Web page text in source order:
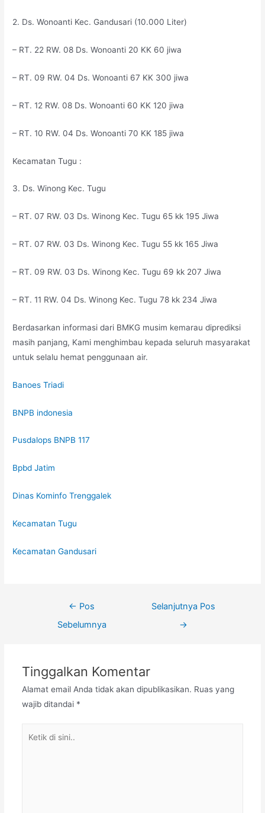
2. Ds. Wonoanti Kec. Gandusari (10.000 Liter)
– RT. 22 RW. 08 Ds. Wonoanti 20 KK 60 jiwa
– RT. 09 RW. 04 Ds. Wonoanti 67 KK 300 jiwa
– RT. 12 RW. 08 Ds. Wonoanti 60 KK 120 jiwa
– RT. 10 RW. 04 Ds. Wonoanti 70 KK 185 jiwa
Kecamatan Tugu :
3. Ds. Winong Kec. Tugu
– RT. 07 RW. 03 Ds. Winong Kec. Tugu 65 kk 195 Jiwa
– RT. 07 RW. 03 Ds. Winong Kec. Tugu 55 kk 165 Jiwa
– RT. 09 RW. 03 Ds. Winong Kec. Tugu 69 kk 207 Jiwa
– RT. 11 RW. 04 Ds. Winong Kec. Tugu 78 kk 234 Jiwa
Berdasarkan informasi dari BMKG musim kemarau diprediksi
masih panjang, Kami menghimbau kepada seluruh masyarakat
untuk selalu hemat penggunaan air.
Banoes Triadi
BNPB indonesia
Pusdalops BNPB 117
Bpbd Jatim
Dinas Kominfo Trenggalek
Kecamatan Tugu
Kecamatan Gandusari
← Pos
Sebelumnya
Selanjutnya Pos
→
Tinggalkan Komentar
Alamat email Anda tidak akan dipublikasikan. Ruas yang
wajib ditandai *